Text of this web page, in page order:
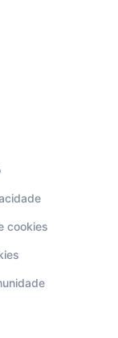
cookies